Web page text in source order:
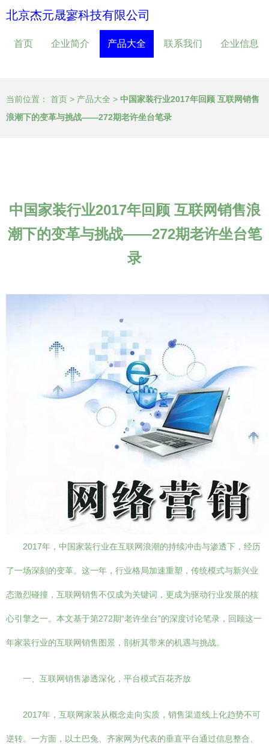
北京杰元晟寥科技有限公司
首页 企业简介 产品大全 联系我们 企业信息
当前位置： 首页 > 产品大全 > 中国家装行业2017年回顾 互联网销售
浪潮下的变革与挑战——272期老许坐台笔录
中国家装行业2017年回顾 互联网销售浪
潮下的变革与挑战——272期老许坐台笔
录
2017年，中国家装行业在互联网浪潮的持续冲击与渗透下，经历
了一场深刻的变革。这一年，行业格局加速重塑，传统模式与新兴业
态激烈碰撞，互联网销售不仅成为关键词，更成为驱动行业发展的核
心引擎之一。本文基于第272期“老许坐台”的深度讨论笔录，回顾这一
年家装行业的互联网销售图景，剖析其带来的机遇与挑战。
一、互联网销售渗透深化，平台模式百花齐放
2017年，互联网家装从概念走向实质，销售渠道线上化趋势不可
逆转。一方面，以土巴兔、齐家网为代表的垂直平台通过信息整合、